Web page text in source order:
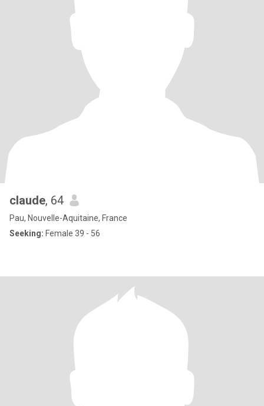
claude, 64
Pau, Nouvelle-Aquitaine, France
Seeking: Female 39 - 56